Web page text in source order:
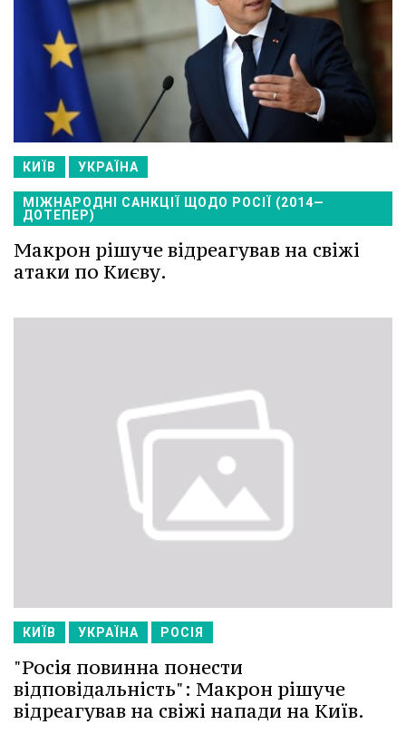
КИЇВ УКРАЇНА
МІЖНАРОДНІ САНКЦІЇ ЩОДО РОСІЇ (2014—
ДОТЕПЕР)
Макрон рішуче відреагував на свіжі
атаки по Києву.
КИЇВ УКРАЇНА РОСІЯ
"Росія повинна понести
відповідальність": Макрон рішуче
відреагував на свіжі напади на Київ.